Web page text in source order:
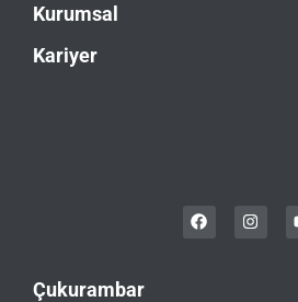
Kurumsal
Kariyer
Çukurambar